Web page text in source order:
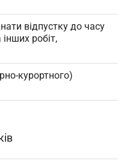
відпустку до часу
робіт,
курортного)